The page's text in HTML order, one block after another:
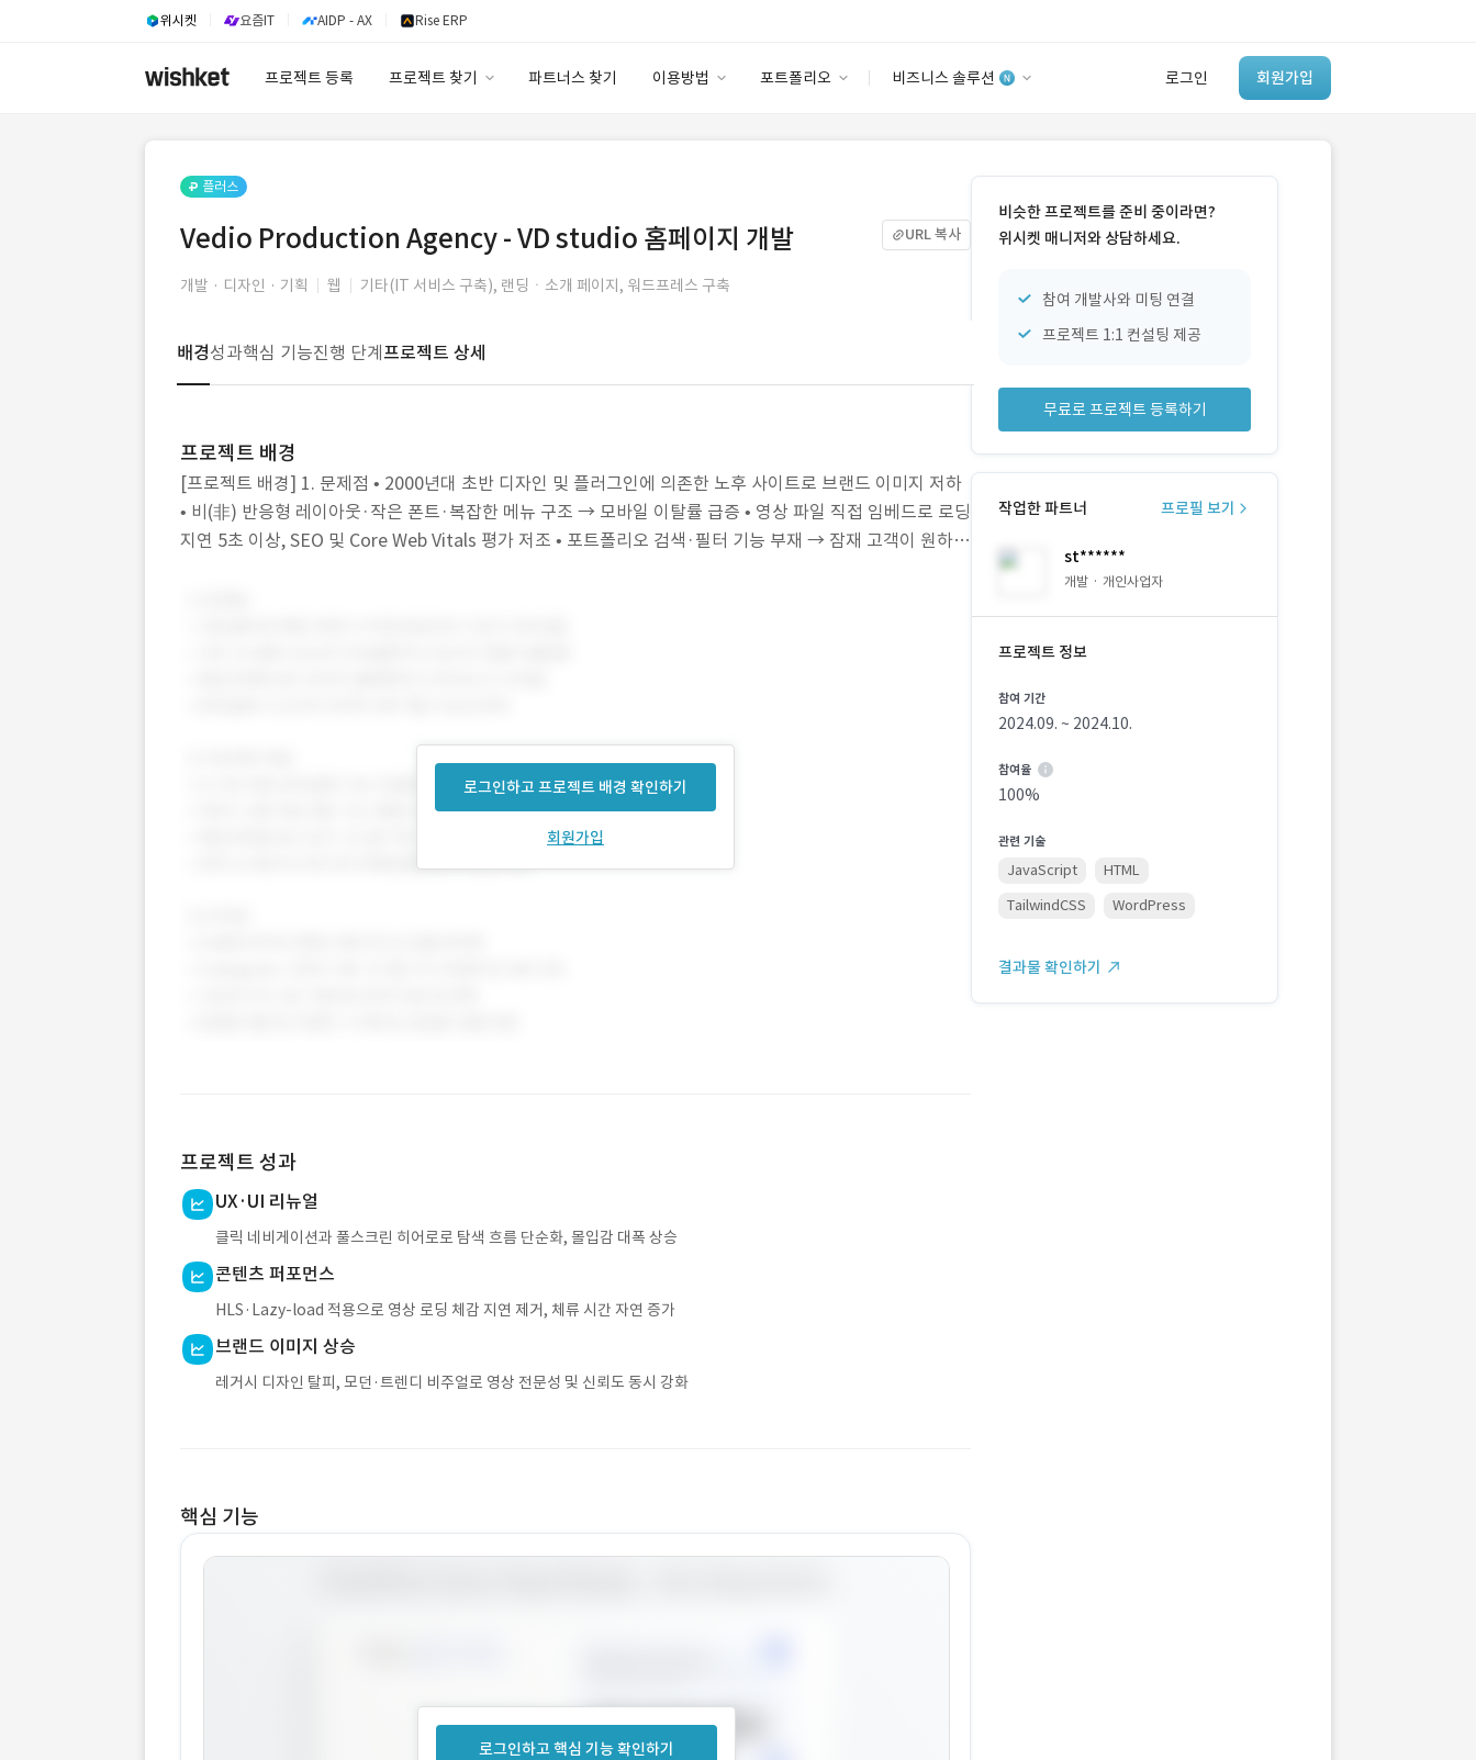
위시켓 요즘IT AIDP - AX Rise ERP
프로젝트 등록 프로젝트 찾기 파트너스 찾기 이용방법 포트폴리오 비즈니스 솔루션 로그인 회원가입
고객센터
안심 코드 케어
스토어
‘이런 거’ 만들어본
개발 회사 있어?
플러스
Vedio Production Agency - VD studio 홈페이지 개발 URL 복사
개발 · 디자인 · 기획 웹 기타(IT 서비스 구축), 랜딩ㆍ소개 페이지, 워드프레스 구축
배경성과핵심 기능진행 단계 프로젝트 상세
프로젝트 배경
[프로젝트 배경] 1. 문제점 • 2000년대 초반 디자인 및 플러그인에 의존한 노후 사이트로 브랜드 이미지 저하
• 비(非) 반응형 레이아웃·작은 폰트·복잡한 메뉴 구조 → 모바일 이탈률 급증 • 영상 파일 직접 임베드로 로딩
지연 5초 이상, SEO 및 Core Web Vitals 평가 저조 • 포트폴리오 검색·필터 기능 부재 → 잠재 고객이 원하는
로그인하고 프로젝트 배경 확인하기
회원가입
프로젝트 성과
UX·UI 리뉴얼
클릭 네비게이션과 풀스크린 히어로로 탐색 흐름 단순화, 몰입감 대폭 상승
콘텐츠 퍼포먼스
HLS·Lazy-load 적용으로 영상 로딩 체감 지연 제거, 체류 시간 자연 증가
브랜드 이미지 상승
레거시 디자인 탈피, 모던·트렌디 비주얼로 영상 전문성 및 신뢰도 동시 강화
핵심 기능
로그인하고 핵심 기능 확인하기
비슷한 프로젝트를 준비 중이라면?
위시켓 매니저와 상담하세요.
참여 개발사와 미팅 연결
프로젝트 1:1 컨설팅 제공
무료로 프로젝트 등록하기
작업한 파트너 프로필 보기
st******
개발 · 개인사업자
프로젝트 정보
참여 기간
2024.09. ~ 2024.10.
참여율
100%
관련 기술
JavaScript
HTML
TailwindCSS
WordPress
결과물 확인하기